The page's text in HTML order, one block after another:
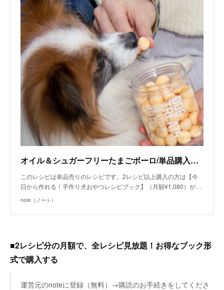
オイル＆シュガーフリーたまごボーロ/単品購入（手作り犬おやつレシピ） | 犬ごはん先生 いちかわあやこ | note
このレシピは単品売りのレシピです。2レシピ以上購入の方は【今
日から作れる！手作り犬おやつレシピブック】（月額¥1,080）が…
note（ノート）
■2レシピ分の月額で、全レシピ見放題！お得なブック形
式で購入する
運営元のnoteに登録（無料）→購読のお手続きをしてくださ